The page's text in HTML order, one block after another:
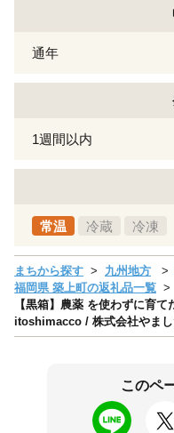
通年
1週間以内
常温 冷蔵 冷凍
まちから探す 九州地方
福岡県 築上町の返礼品一覧
【黒箱】農薬 を使わずに育
itoshimacco / 株式会社やま
このペ